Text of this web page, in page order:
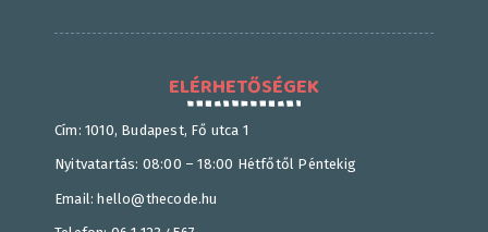
ELÉRHETŐSÉGEK
Cím: 1010, Budapest, Fő utca 1
Nyitvatartás: 08:00 – 18:00 Hétfőtől Péntekig
Email: hello@thecode.hu